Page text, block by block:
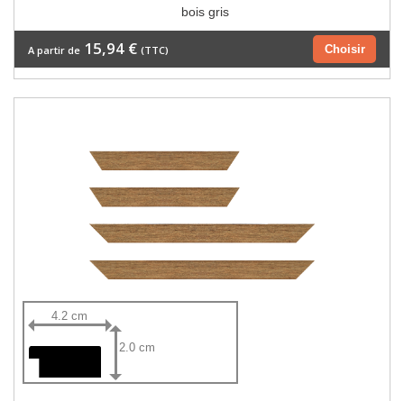
bois gris
Choisir
A partir de 15,94 € (TTC)
4.2 cm
2.0 cm